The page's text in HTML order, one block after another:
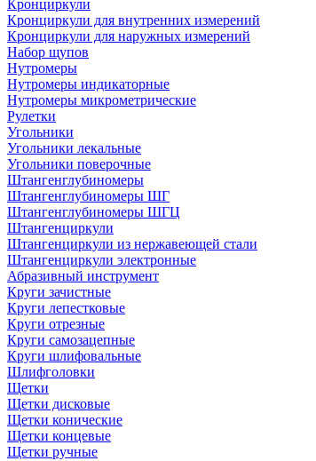
Кронциркули
Кронциркули для внутренних измерений
Кронциркули для наружных измерений
Набор щупов
Нутромеры
Нутромеры индикаторные
Нутромеры микрометрические
Рулетки
Угольники
Угольники лекальные
Угольники поверочные
Штангенглубиномеры
Штангенглубиномеры ШГ
Штангенглубиномеры ШГЦ
Штангенциркули
Штангенциркули из нержавеющей стали
Штангенциркули электронные
Абразивный инструмент
Круги зачистные
Круги лепестковые
Круги отрезные
Круги самозацепные
Круги шлифовальные
Шлифголовки
Щетки
Щетки дисковые
Щетки конические
Щетки концевые
Щетки ручные